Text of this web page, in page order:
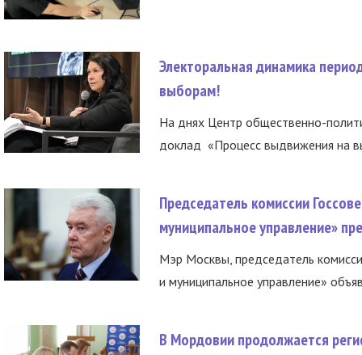
Электоральная динамика
выборам!
На днях Центр общественно-
доклад «Процесс выдвижения на
Председатель комиссии
муниципальное управление»
Мэр Москвы, председатель
и муниципальное управление»
В Мордовии продолжается